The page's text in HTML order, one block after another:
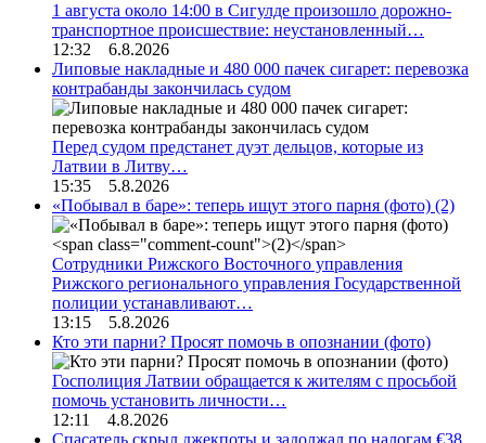
1 августа около 14:00 в Сигулде произошло дорожно-
транспортное происшествие: неустановленный…
12:32 6.8.2026
Липовые накладные и 480 000 пачек сигарет: перевозка
контрабанды закончилась судом
Перед судом предстанет дуэт дельцов, которые из
Латвии в Литву…
15:35 5.8.2026
«Побывал в баре»: теперь ищут этого парня (фото) (2)
Сотрудники Рижского Восточного управления
Рижского регионального управления Государственной
полиции устанавливают…
13:15 5.8.2026
Кто эти парни? Просят помочь в опознании (фото)
Госполиция Латвии обращается к жителям с просьбой
помочь установить личности…
12:11 4.8.2026
Спасатель скрыл джекпоты и задолжал по налогам €38